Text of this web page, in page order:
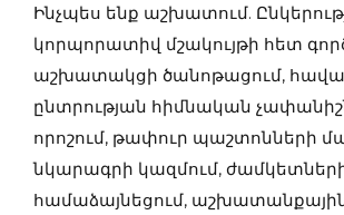
Ինչպես ենք աշխատում.
կորպորատիվ մշակույթի հետ
աշխատակցի ծանոթացում,
ընտրության հիմնական
որոշում, թափուր պաշտոնների
նկարագրի կազմում,
համաձայնեցում,